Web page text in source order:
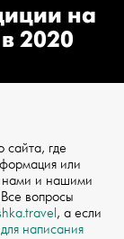
на
2020
сайта, где
или
нами и нашими
вопросы
, а если
написания